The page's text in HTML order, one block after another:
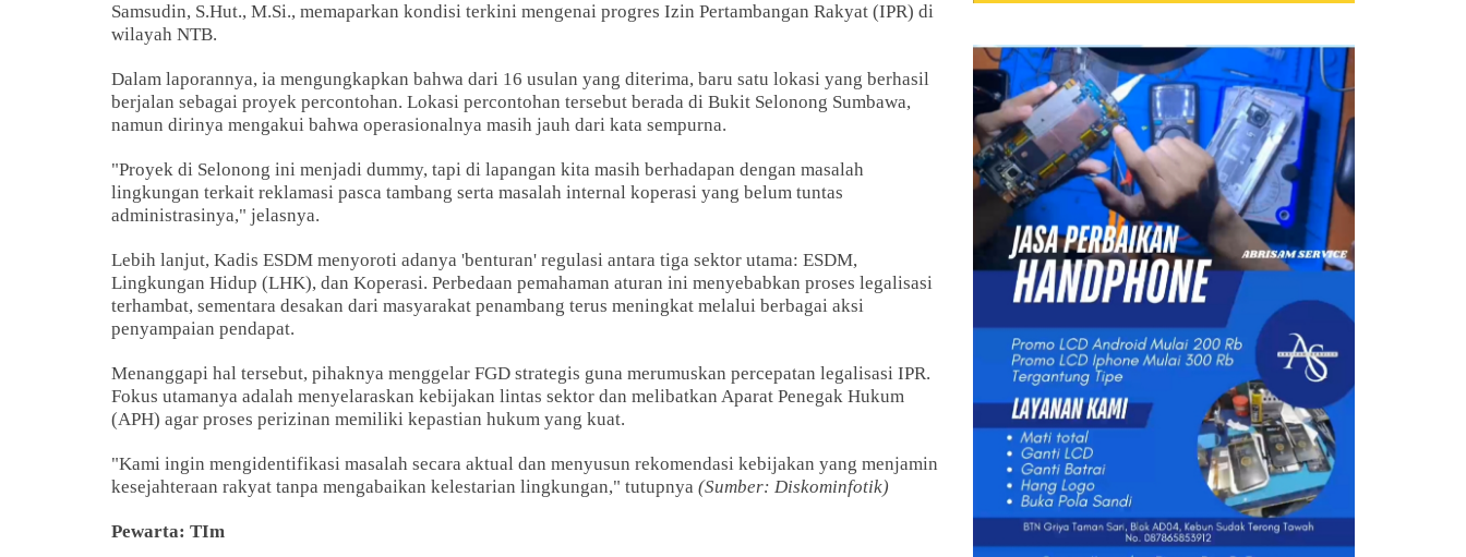
Samsudin, S.Hut., M.Si., memaparkan kondisi terkini mengenai progres Izin Pertambangan Rakyat (IPR) di
wilayah NTB.
Dalam laporannya, ia mengungkapkan bahwa dari 16 usulan yang diterima, baru satu lokasi yang berhasil
berjalan sebagai proyek percontohan. Lokasi percontohan tersebut berada di Bukit Selonong Sumbawa,
namun dirinya mengakui bahwa operasionalnya masih jauh dari kata sempurna.
"Proyek di Selonong ini menjadi dummy, tapi di lapangan kita masih berhadapan dengan masalah
lingkungan terkait reklamasi pasca tambang serta masalah internal koperasi yang belum tuntas
administrasinya," jelasnya.
Lebih lanjut, Kadis ESDM menyoroti adanya 'benturan' regulasi antara tiga sektor utama: ESDM,
Lingkungan Hidup (LHK), dan Koperasi. Perbedaan pemahaman aturan ini menyebabkan proses legalisasi
terhambat, sementara desakan dari masyarakat penambang terus meningkat melalui berbagai aksi
penyampaian pendapat.
Menanggapi hal tersebut, pihaknya menggelar FGD strategis guna merumuskan percepatan legalisasi IPR.
Fokus utamanya adalah menyelaraskan kebijakan lintas sektor dan melibatkan Aparat Penegak Hukum
(APH) agar proses perizinan memiliki kepastian hukum yang kuat.
"Kami ingin mengidentifikasi masalah secara aktual dan menyusun rekomendasi kebijakan yang menjamin
kesejahteraan rakyat tanpa mengabaikan kelestarian lingkungan," tutupnya (Sumber: Diskominfotik)
Pewarta: TIm